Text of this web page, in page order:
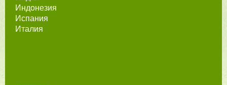
Индонезия
Испания
Италия